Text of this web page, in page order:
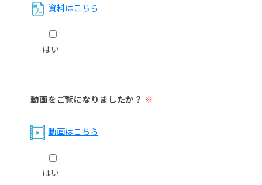
資料はこちら
はい
動画をご覧になりましたか？ ※
動画はこちら
はい